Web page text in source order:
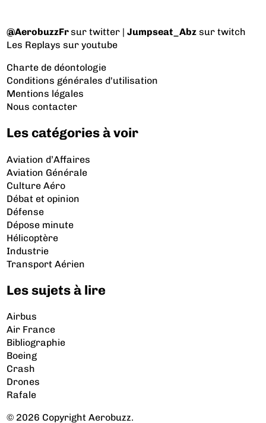
@AerobuzzFrsur twitter |Jumpseat_Abz sur twitch
Les Replays sur youtube
Charte de déontologie
Conditions générales d'utilisation
Mentions légales
Nous contacter
Les catégories à voir
Aviation d’Affaires
Aviation Générale
Culture Aéro
Débat et opinion
Défense
Dépose minute
Hélicoptère
Industrie
Transport Aérien
Les sujets à lire
Airbus
Air France
Bibliographie
Boeing
Crash
Drones
Rafale
© 2026 Copyright Aerobuzz.